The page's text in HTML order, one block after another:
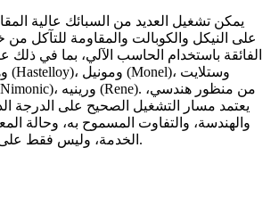
يمكن تشغيل العديد من السبائك عالية
على النيكل والكوبالت والمقاومة للتآكل من
الفائقة باستخدام الحاسب الآلي، بما في ذلك
يعتمد مسار التشغيل الصحيح على الدرجة
والهندسة، والتفاوت المسموح به، وحالة
الخدمة، وليس فقط على اسم عائلة السبيكة.